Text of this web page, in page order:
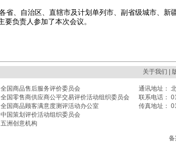
省、自治区、直辖市及计划单列市、副省级城市、新
要负责人参加了本次会议。
关于我们 |
全国商品售后服务评价委员会
全国零售商供应商公平交易评价活动组织委员会
全国商品顾客满意度测评活动办公室
中国策划评价活动组织委员会
五洲创意机构
通讯地址：
联系电话：
传真地址：